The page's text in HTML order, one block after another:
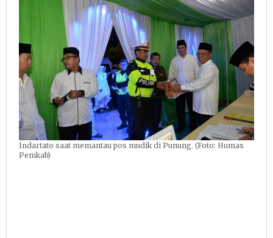
Indartato saat memantau pos mudik di Punung. (Foto: Humas
Pemkab)